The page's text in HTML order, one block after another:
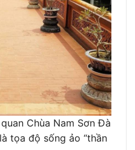
Chùa Nam Sơn Đà
tọa độ sống ảo “thần